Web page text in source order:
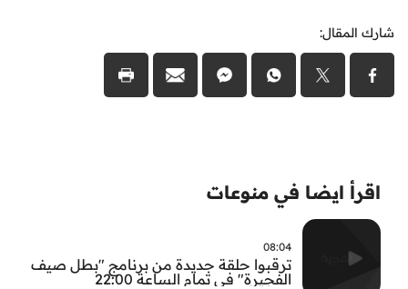
شارك المقال:
اقرأ ايضا في منوعات
08:04
ترقبوا حلقة جديدة من برنامج "بطل صيف
الفجيرة" في تمام الساعة 22:00